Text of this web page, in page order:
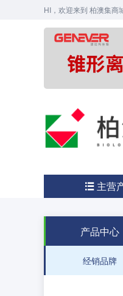
HI，欢迎来到 柏澳集商
 主营
产品中心
经销品牌